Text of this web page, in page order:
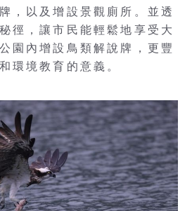
，以及增設景觀廁所。並透
徑，讓市民能輕鬆地享受大
園內增設鳥類解說牌，更豐
環境教育的意義。